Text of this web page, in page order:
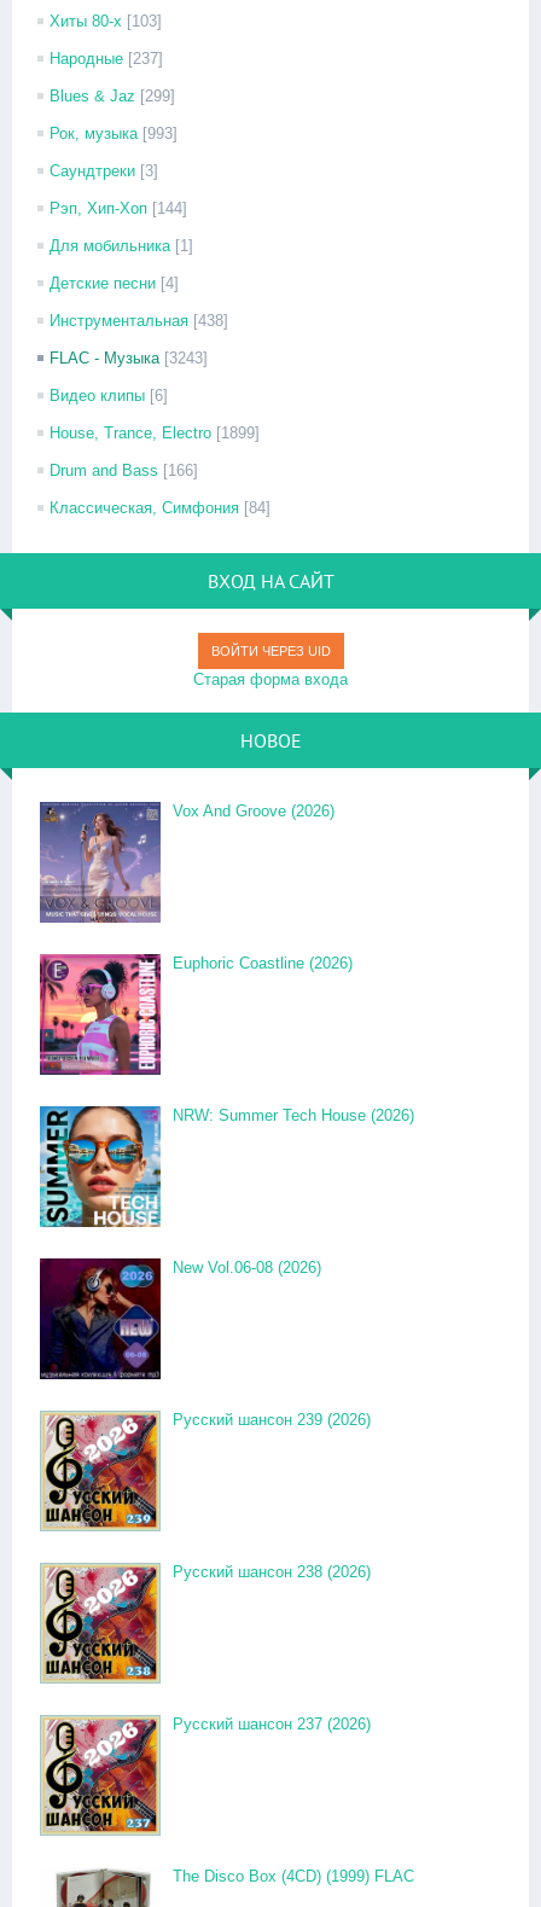
Хиты 80-х [103]
Народные [237]
Blues & Jaz [299]
Рок, музыка [993]
Саундтреки [3]
Рэп, Хип-Хоп [144]
Для мобильника [1]
Детские песни [4]
Инструментальная [438]
FLAC - Музыка [3243]
Видео клипы [6]
House, Trance, Electro [1899]
Drum and Bass [166]
Классическая, Симфония [84]
ВХОД НА САЙТ
ВОЙТИ ЧЕРЕЗ UID
Старая форма входа
НОВОЕ
Vox And Groove (2026)
Euphoric Coastline (2026)
NRW: Summer Tech House (2026)
New Vol.06-08 (2026)
Русский шансон 239 (2026)
Русский шансон 238 (2026)
Русский шансон 237 (2026)
The Disco Box (4CD) (1999) FLAC